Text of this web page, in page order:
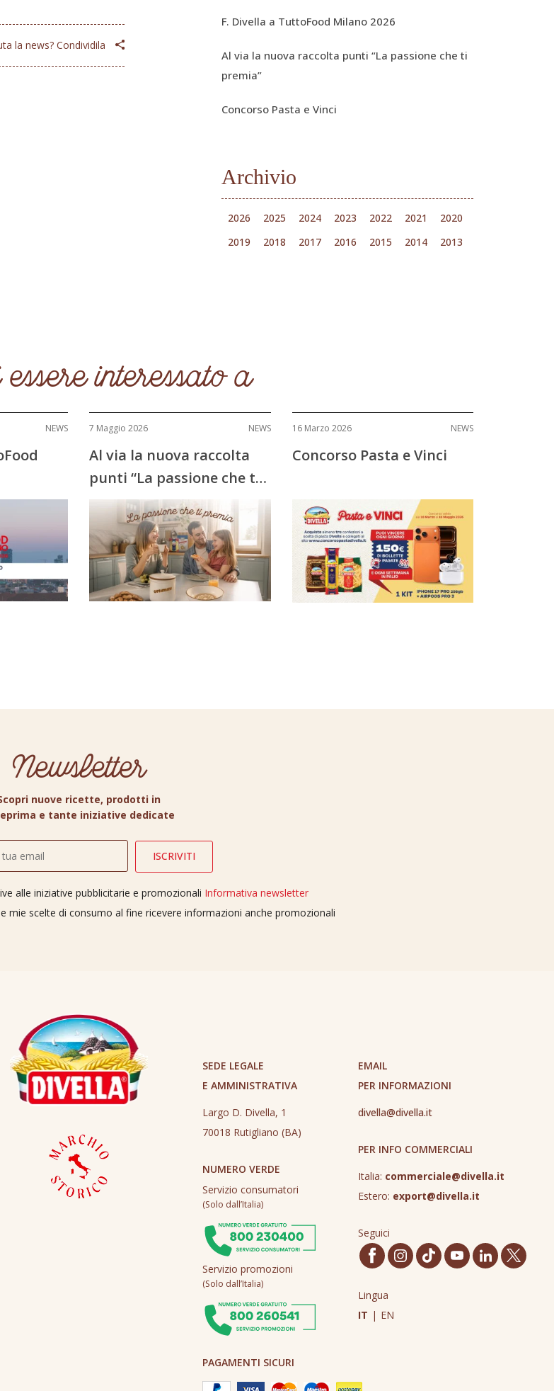
la news? Condividila
F. Divella a TuttoFood Milano 2026
Al via la nuova raccolta punti “La passione che ti
premia”
Concorso Pasta e Vinci
Archivio
2026 2025 2024 2023 2022 2021
2020
2019
2018 2017 2016 2015 2014 2013
interessato a
NEWS 7 Maggio 2026 NEWS
Al via la nuova raccolta
punti “La passione che ti
premia”
16 Marzo 2026 NEWS
Concorso Pasta e Vinci
Newsletter
nuove ricette, prodotti in
e tante iniziative dedicate
alle iniziative pubblicitarie e promozionali Informativa newsletter
mie scelte di consumo al fine ricevere informazioni anche promozionali
SEDE LEGALE
E AMMINISTRATIVA
Largo D. Divella, 1
70018 Rutigliano (BA)
NUMERO VERDE
Servizio consumatori
(Solo dall’Italia)
Servizio promozioni
(Solo dall’Italia)
EMAIL
PER INFORMAZIONI
divella@divella.it
PER INFO COMMERCIALI
Italia: commerciale@divella.it
Estero: export@divella.it
Seguici
Lingua
IT | EN
PAGAMENTI SICURI